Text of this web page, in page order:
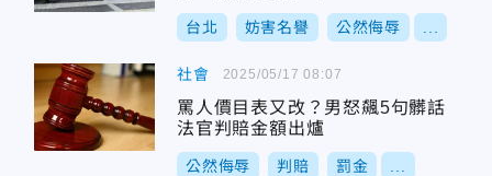
台北 妨害名譽 公然侮辱
社會
罵人價目表又改？男怒飆5句髒話
法官判賠金額出爐
公然侮辱 判賠 罰金
2025/05/17 08:07